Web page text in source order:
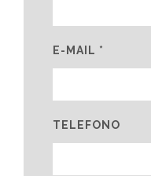
E-MAIL *
TELEFONO